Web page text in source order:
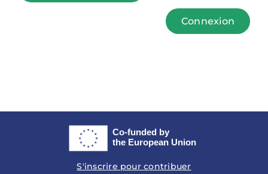
Connexion
S'inscrire pour contribuer